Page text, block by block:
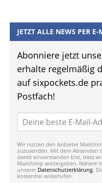
JETZT ALLE NEWS PER
Abonniere jetzt
erhalte regelmäßig
auf sixpockets.de
Postfach!
Wir nutzen den Anbieter
zuzusenden. Mit dem Absenden
damit einverstanden bist, dass
Mailchimp weitergeben. Nähere
unserer Datenschutzerklärung.
kostenfrei widerrufen.